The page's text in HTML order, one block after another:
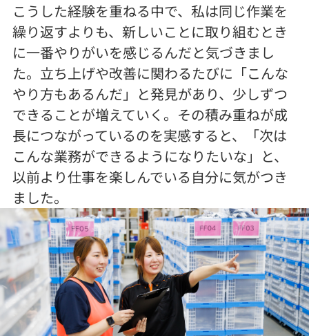
こうした経験を重ねる中で、私は同じ作業を
繰り返すよりも、新しいことに取り組むとき
に一番やりがいを感じるんだと気づきまし
た。立ち上げや改善に関わるたびに「こんな
やり方もあるんだ」と発見があり、少しずつ
できることが増えていく。その積み重ねが成
長につながっているのを実感すると、「次は
こんな業務ができるようになりたいな」と、
以前より仕事を楽しんでいる自分に気がつき
ました。